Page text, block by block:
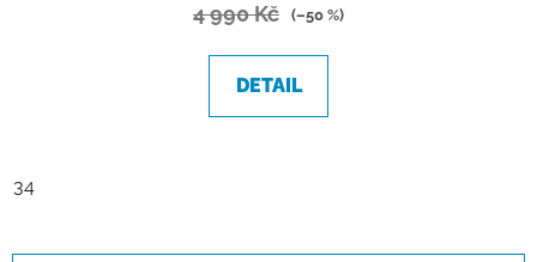
4 990 Kč (–50 %)
DETAIL
34